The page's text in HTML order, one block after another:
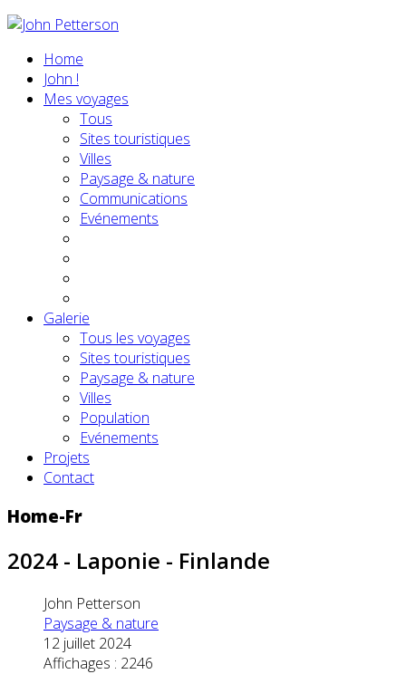
Home
John !
Mes voyages
Tous
Sites touristiques
Villes
Paysage & nature
Communications
Evénements
Galerie
Tous les voyages
Sites touristiques
Paysage & nature
Villes
Population
Evénements
Projets
Contact
Home-Fr
2024 - Laponie - Finlande
John Petterson
Paysage & nature
12 juillet 2024
Affichages : 2246